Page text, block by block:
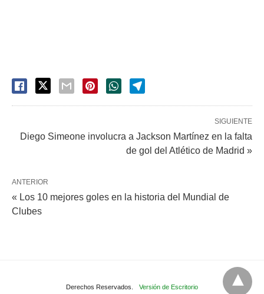
SIGUIENTE
Diego Simeone involucra a Jackson Martínez en la falta
de gol del Atlético de Madrid »
ANTERIOR
« Los 10 mejores goles en la historia del Mundial de
Clubes
Derechos Reservados. Versión de Escritorio